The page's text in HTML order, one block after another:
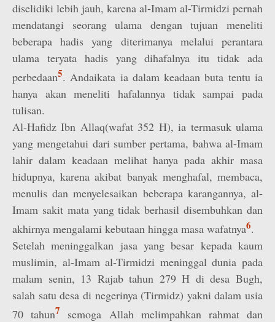
diselidiki lebih jauh, karena al-Imam al-Tirmidzi pernah
mendatangi seorang ulama dengan tujuan meneliti
beberapa hadis yang diterimanya melalui perantara
ulama teryata hadis yang dihafalnya itu tidak ada
perbedaan5. Andaikata ia dalam keadaan buta tentu ia
hanya akan meneliti hafalannya tidak sampai pada
tulisan.
Al-Hafidz Ibn Allaq(wafat 352 H), ia termasuk ulama
yang mengetahui dari sumber pertama, bahwa al-Imam
lahir dalam keadaan melihat hanya pada akhir masa
hidupnya, karena akibat banyak menghafal, membaca,
menulis dan menyelesaikan beberapa karangannya, al-
Imam sakit mata yang tidak berhasil disembuhkan dan
akhirnya mengalami kebutaan hingga masa wafatnya6.
Setelah meninggalkan jasa yang besar kepada kaum
muslimin, al-Imam al-Tirmidzi meninggal dunia pada
malam senin, 13 Rajab tahun 279 H di desa Bugh,
salah satu desa di negerinya (Tirmidz) yakni dalam usia
70 tahun7 semoga Allah melimpahkan rahmat dan